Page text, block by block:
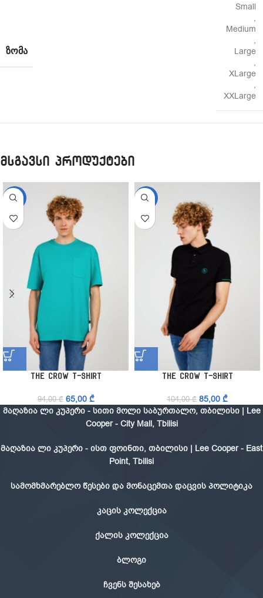
ᲖᲝᲛᲐ
Small
,
Medium
,
Large
,
XLarge
,
XXLarge
მსგავსი პროდუქტები
-31%
The Crow T-Shirt
94,00₾ 65,00 ₾
-18%
The Crow T-Shirt
104,00₾ 85,00 ₾
მაღაზია ლი კუპერი - სითი მოლი საბურთალო, თბილისი | Lee
Cooper - City Mall, Tbilisi
მაღაზია ლი კუპერი - ისთ ფოინთი, თბილისი | Lee Cooper - East
Point, Tbilisi
სამომხმარებლო წესები და მონაცემთა დაცვის პოლიტიკა
კაცის კოლექცია
ქალის კოლექცია
ბლოგი
ჩვენს შესახებ